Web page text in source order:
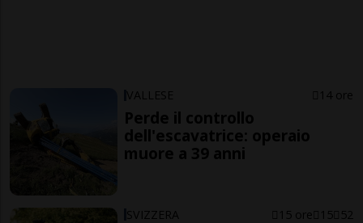
VALLESE 14 ore
Perde il controllo
dell'escavatrice: operaio
muore a 39 anni
SVIZZERA 15 ore 15 52